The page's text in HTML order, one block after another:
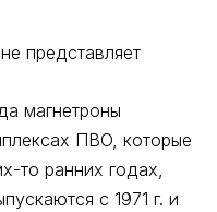
представляет
магнетроны
ПВО, которые
то ранних годах,
с 1971 г. и